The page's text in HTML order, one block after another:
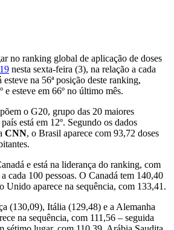
no ranking global de aplicação de doses
nesta sexta-feira (3), na relação a cada
na 56ª posição deste ranking,
e esteve em 66º no último mês.
o G20, grupo das 20 maiores
está em 12º. Segundo os dados
CNN, o Brasil aparece com 93,72 doses
e está na liderança do ranking, com
cada 100 pessoas. O Canadá tem 140,40
Unido aparece na sequência, com 133,41.
(130,09), Itália (129,48) e a Alemanha
na sequência, com 111,56 – seguida